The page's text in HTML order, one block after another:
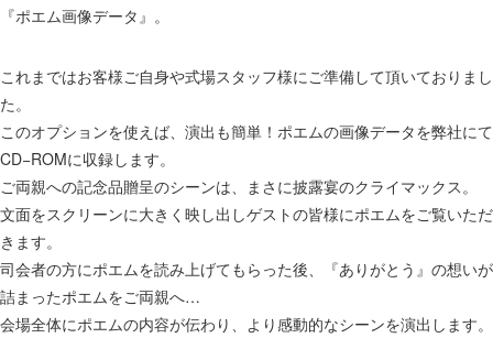
『ポエム画像データ』。
これまではお客様ご自身や式場スタッフ様にご準備して頂いておりまし
た。
このオプションを使えば、演出も簡単！ポエムの画像データを弊社にて
CD−ROMに収録します。
ご両親への記念品贈呈のシーンは、まさに披露宴のクライマックス。
文面をスクリーンに大きく映し出しゲストの皆様にポエムをご覧いただ
きます。
司会者の方にポエムを読み上げてもらった後、『ありがとう』の想いが
詰まったポエムをご両親へ…
会場全体にポエムの内容が伝わり、より感動的なシーンを演出します。